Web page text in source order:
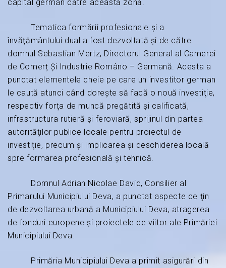
capital german către această zonă.
Tematica formării profesionale şi a
învăţământului dual a fost dezvoltată şi de către
domnul Sebastian Mertz, Directorul General al Camerei
de Comerț Și Industrie Româno – Germană. Acesta a
punctat elementele cheie pe care un investitor german
le caută atunci când doreşte să facă o nouă investiţie,
respectiv forţa de muncă pregătită şi calificată,
infrastructura rutieră şi feroviară, sprijinul din partea
autorităţilor publice locale pentru proiectul de
investiţie, precum şi implicarea şi deschiderea locală
spre formarea profesională şi tehnică.
Domnul Adrian Nicolae David, Consilier al
Primarului Municipiului Deva, a punctat aspecte ce ţin
de dezvoltarea urbană a Municipiului Deva, atragerea
de fonduri europene şi proiectele de viitor ale Primăriei
Municipiului Deva.
Primăria Municipiului Deva a primit asigurări din